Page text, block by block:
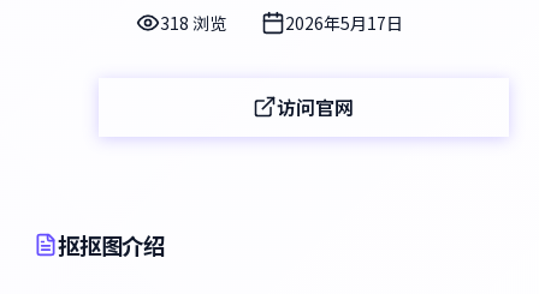
318 浏览 2026年5月17日
访问官网
抠抠图介绍